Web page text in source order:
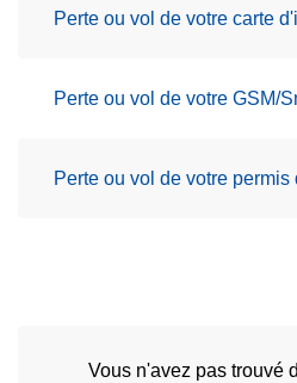
Perte ou vol de votre carte
Perte ou vol de votre GSM/
Perte ou vol de votre
Vous n'avez pas trouvé